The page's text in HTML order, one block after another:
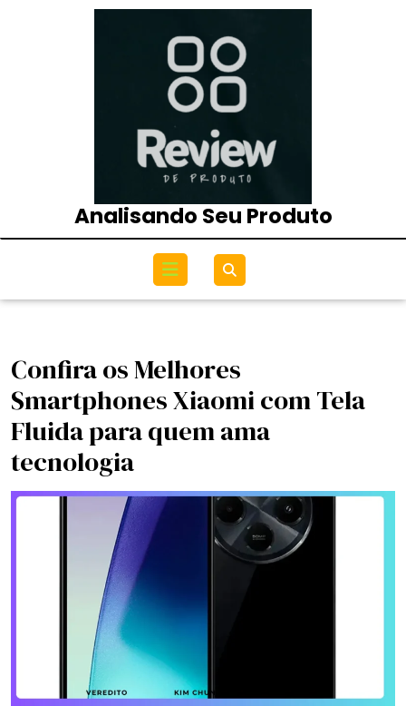
Analisando Seu Produto
Open
Menu
Confira os Melhores
Smartphones Xiaomi com Tela
Fluida para quem ama
tecnologia